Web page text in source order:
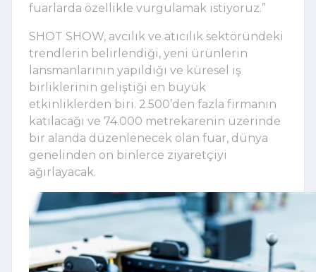
fuarlarda özellikle vurgulamak istiyoruz.”
SHOT SHOW, avcılık ve atıcılık sektöründeki
trendlerin belirlendiği, yeni ürünlerin
lansmanlarının yapıldığı ve küresel iş
birliklerinin geliştiği en büyük
etkinliklerden biri. 2.500’den fazla firmanın
katılacağı ve 74.000 metrekarenin üzerinde
bir alanda düzenlenecek olan fuar, dünya
genelinden on binlerce ziyaretçiyi
ağırlayacak.